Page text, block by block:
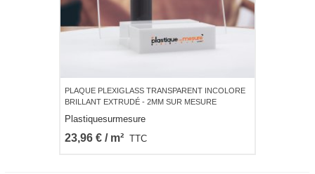
PLAQUE PLEXIGLASS TRANSPARENT INCOLORE
BRILLANT EXTRUDÉ - 2MM SUR MESURE
Plastiquesurmesure
23,96 € / m² TTC